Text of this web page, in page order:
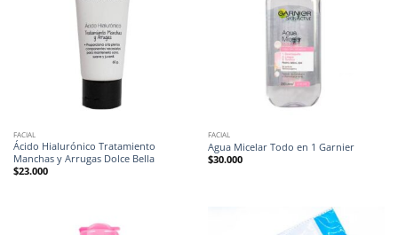
FACIAL
Ácido Hialurónico Tratamiento
Manchas y Arrugas Dolce Bella
$23.000
FACIAL
Agua Micelar Todo en 1 Garnier
$30.000